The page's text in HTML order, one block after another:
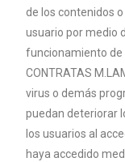
de los contenidos
usuario por medio
funcionamiento de
CONTRATAS M.
virus o demás
puedan deteriorar
los usuarios al
haya accedido